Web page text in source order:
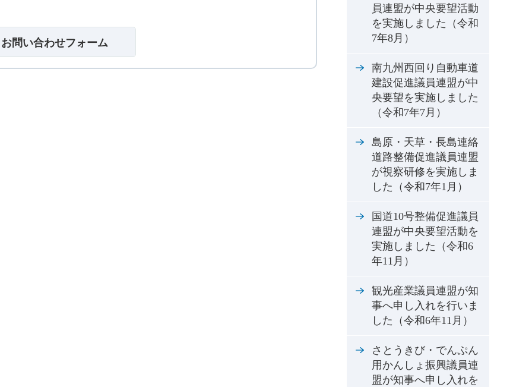
員連盟が中央要望活動
を実施しました（令和
7年8月）
南九州西回り自動車道
建設促進議員連盟が中
央要望を実施しました
（令和7年7月）
島原・天草・長島連絡
道路整備促進議員連盟
が視察研修を実施しま
した（令和7年1月）
国道10号整備促進議員
連盟が中央要望活動を
実施しました（令和6
年11月）
観光産業議員連盟が知
事へ申し入れを行いま
した（令和6年11月）
さとうきび・でんぷん
用かんしょ振興議員連
盟が知事へ申し入れを